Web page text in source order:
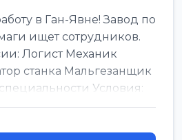
в Ган-Явне! Завод по
ищет сотрудников.
Логист Механик
станка Мальгезанщик
Условия: